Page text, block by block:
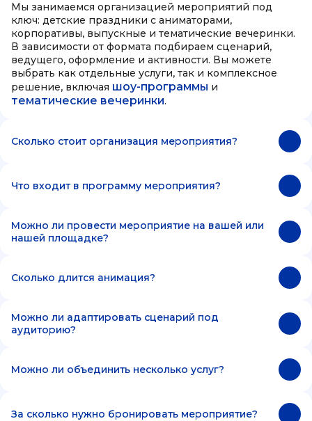
Мы занимаемся организацией мероприятий под
ключ: детские праздники с аниматорами,
корпоративы, выпускные и тематические вечеринки.
В зависимости от формата подбираем сценарий,
ведущего, оформление и активности. Вы можете
выбрать как отдельные услуги, так и комплексное
решение, включая шоу-программы и
тематические вечеринки.
Сколько стоит организация мероприятия?
Что входит в программу мероприятия?
Можно ли провести мероприятие на вашей или
нашей площадке?
Сколько длится анимация?
Можно ли адаптировать сценарий под
аудиторию?
Можно ли объединить несколько услуг?
За сколько нужно бронировать мероприятие?